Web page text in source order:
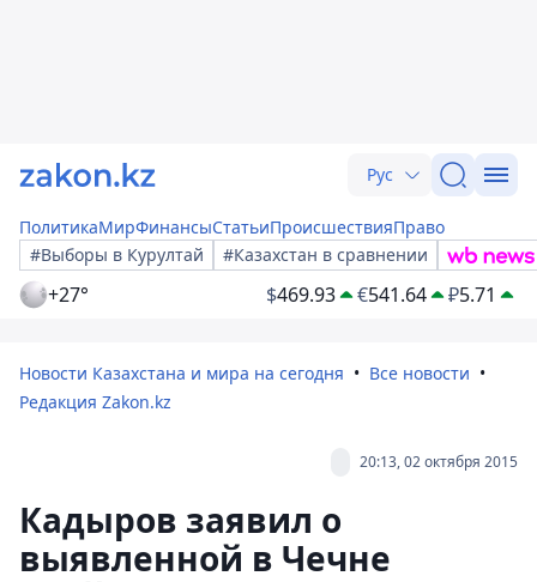
Рус
ПолитикаМирФинансыСтатьиПроисшествияПраво
#Выборы в Курултай
#Казахстан в сравнении
+27° $469.93 €541.64 ₽5.71
Новости Казахстана и мира на сегодня
Все новости
Редакция Zakon.kz
20:13, 02 октября 2015
Кадыров заявил о
выявленной в Чечне